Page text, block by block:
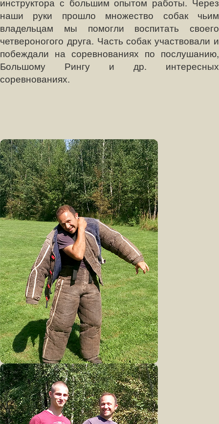
наши руки прошло множество собак чьим
владельцам мы помогли воспитать своего
четвероногого друга. Часть собак участвовали и
побеждали на соревнованиях по послушанию,
Большому Рингу и др. интересных
соревнованиях.